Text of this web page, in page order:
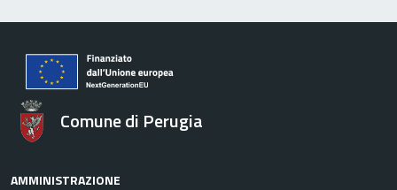
Comune di Perugia
AMMINISTRAZIONE